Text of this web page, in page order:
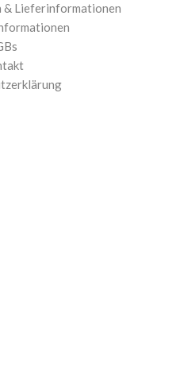
& Lieferinformationen